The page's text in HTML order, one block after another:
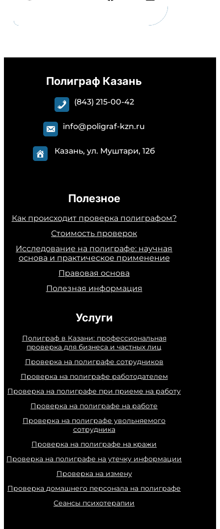
Полиграф Казань
(843) 215-00-42
info@poligraf-kzn.ru
Казань, ул. Муштари, 12б
Полезное
Как происходит проверка полиграфом?
Стоимость проверок
Исследование на полиграфе: научная
основа и практическое применение
Правовая основа
Полезная информация
Услуги
Полиграф в Казани: профессиональная
проверка для бизнеса и частных лиц
Проверка на полиграфе сотрудников
Проверка на полиграфе работодателем
Проверка на полиграфе при приеме на работу
Проверка на полиграфе на работе
Проверка на полиграфе увольняемого
сотрудника
Проверка на полиграфе на кражи
Проверка на полиграфе на утечку информации
Проверка на измену
Проверка домашнего персонала на полиграфе
Сеансы психотерапии